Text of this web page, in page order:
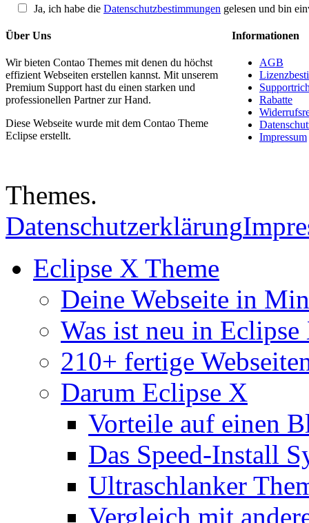
Ja, ich habe die Datenschutzbestimmungen gelesen und bin
Über Uns
Wir bieten Contao Themes mit denen du höchst
effizient Webseiten erstellen kannst. Mit unserem
Premium Support hast du einen starken und
professionellen Partner zur Hand.
Diese Webseite wurde mit dem Contao Theme
Eclipse erstellt.
Informationen
AGB
Rabatte
Impressum
Themes.
Datenschutzerklärung
Eclipse X Theme
Deine Webseite in
Was ist neu in Eclipse
210+ fertige
Darum Eclipse X
Vorteile auf einen
Das Speed-Install
Ultraschlanker
Vergleich mit